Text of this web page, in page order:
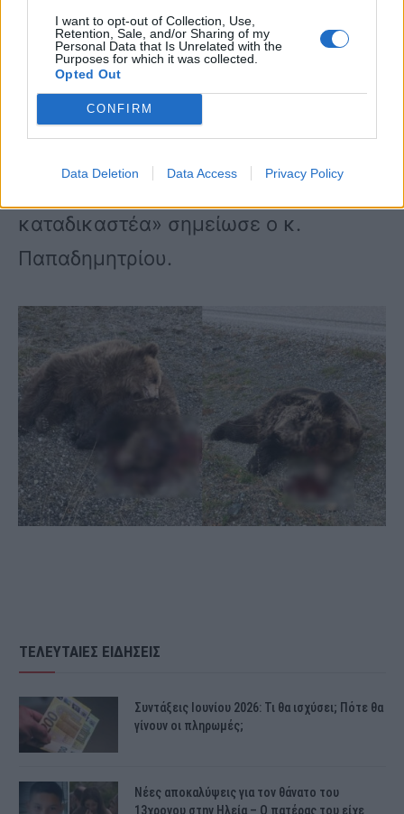
I want to opt-out of Collection, Use,
Retention, Sale, and/or Sharing of my
Personal Data that Is Unrelated with the
Purposes for which it was collected.
Opted Out
CONFIRM
Data Deletion Data Access Privacy Policy
«Ζούμε στα χωριά και είμαστε
εξοικειωμένοι με την παρουσία των
άγριων ζώων. Τα σεβόμαστε και αυτό
καταδικαστέα» σημείωσε ο κ.
Παπαδημητρίου.
ΤΕΛΕΥΤΑΙΕΣ ΕΙΔΗΣΕΙΣ
Συντάξεις Ιουνίου 2026: Τι θα ισχύσει; Πότε θα
γίνουν οι πληρωμές;
Νέες αποκαλύψεις για τον θάνατο του
13χρονου στην Ηλεία – Ο πατέρας του είχε